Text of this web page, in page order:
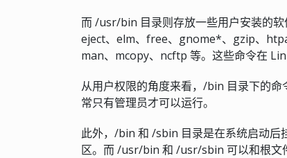
而 /usr/bin 目录则存放一些用户安装的
eject、elm、free、gnome*、gzip、
man、mcopy、ncftp 等。这些命令在
从用户权限的角度来看，/bin 目录下的
常只有管理员才可以运行。
此外，/bin 和 /sbin 目录是在系统启动后
区。而 /usr/bin 和 /usr/sbin 可以和根文